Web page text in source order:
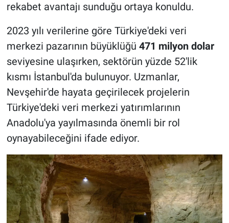
rekabet avantajı sunduğu ortaya konuldu.
2023 yılı verilerine göre Türkiye'deki veri
merkezi pazarının büyüklüğü 471 milyon dolar
seviyesine ulaşırken, sektörün yüzde 52'lik
kısmı İstanbul'da bulunuyor. Uzmanlar,
Nevşehir'de hayata geçirilecek projelerin
Türkiye'deki veri merkezi yatırımlarının
Anadolu'ya yayılmasında önemli bir rol
oynayabileceğini ifade ediyor.